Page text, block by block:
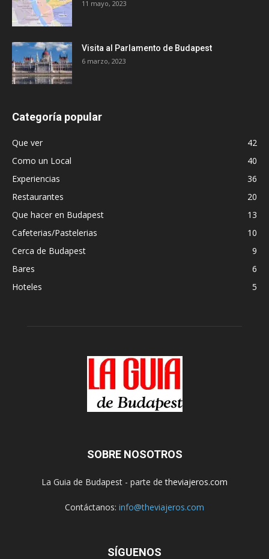
11 mayo, 2023
Visita al Parlamento de Budapest
6 marzo, 2023
Categoría popular
Que ver
42
Como un Local
40
Experiencias
36
Restaurantes
20
Que hacer en Budapest
13
Cafeterias/Pastelerias
10
Cerca de Budapest
9
Bares
6
Hoteles
5
SOBRE NOSOTROS
La Guia de Budapest - parte detheviajeros.com
Contáctanos: info@theviajeros.com
SÍGUENOS